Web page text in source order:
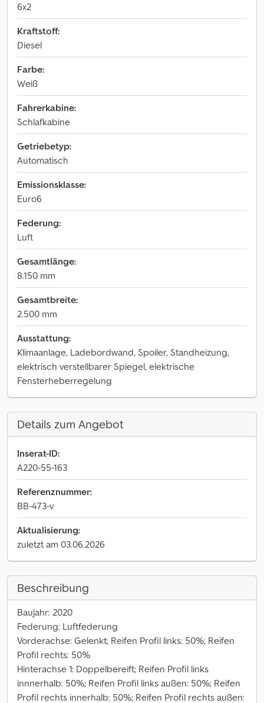
6x2
Kraftstoff:
Diesel
Farbe:
Weiß
Fahrerkabine:
Schlafkabine
Getriebetyp:
Automatisch
Emissionsklasse:
Euro6
Federung:
Luft
Gesamtlänge:
8.150 mm
Gesamtbreite:
2.500 mm
Ausstattung:
Klimaanlage, Ladebordwand, Spoiler, Standheizung,
elektrisch verstellbarer Spiegel, elektrische
Fensterheberregelung
Details zum Angebot
Inserat-ID:
A220-55-163
Referenznummer:
BB-473-v
Aktualisierung:
zuletzt am 03.06.2026
Beschreibung
Baujahr: 2020
Federung: Luftfederung
Vorderachse: Gelenkt; Reifen Profil links: 50%; Reifen
Profil rechts: 50%
Hinterachse 1: Doppelbereift; Reifen Profil links
innnerhalb: 50%; Reifen Profil links außen: 50%; Reifen
Profil rechts innerhalb: 50%; Reifen Profil rechts außen: